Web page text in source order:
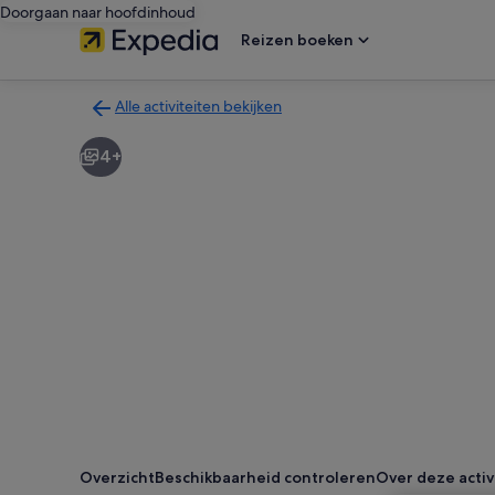
Doorgaan naar hoofdinhoud
Reizen boeken
Alle activiteiten bekijken
naar
de
4+
OverzichtBeschikbaarheid controlerenOver deze